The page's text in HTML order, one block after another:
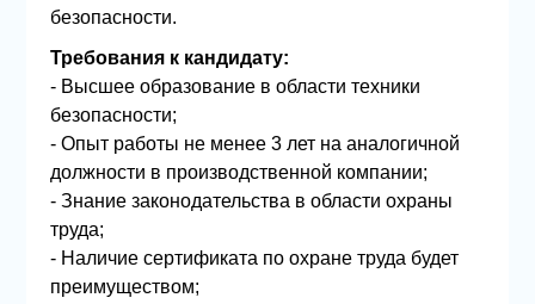
безопасности.
Требования к кандидату:
- Высшее образование в области техники
безопасности;
- Опыт работы не менее 3 лет на аналогичной
должности в производственной компании;
- Знание законодательства в области охраны
труда;
- Наличие сертификата по охране труда будет
преимуществом;